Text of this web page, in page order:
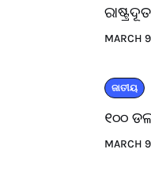
MARCH
ଜାତୀୟ
୧୦୦
MARCH